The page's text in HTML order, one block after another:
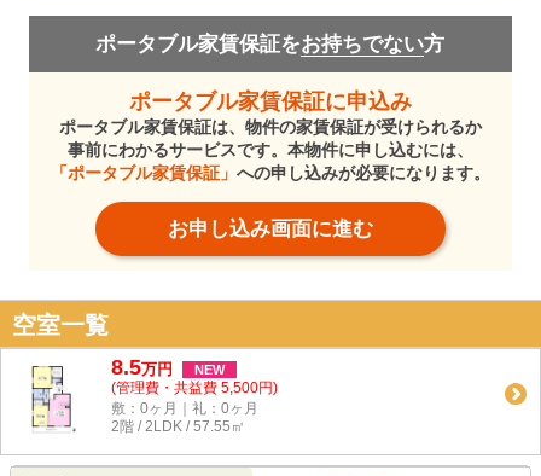
ポータブル家賃保証をお持ちでない方
ポータブル家賃保証に申込み
ポータブル家賃保証は、物件の家賃保証が受けられるか
事前にわかるサービスです。本物件に申し込むには、
「ポータブル家賃保証」 への申し込みが必要になります。
お申し込み画面に進む
空室一覧
8.5万円 NEW
(管理費・共益費 5,500円)
敷：0ヶ月｜礼：0ヶ月
2階 / 2LDK / 57.55㎡